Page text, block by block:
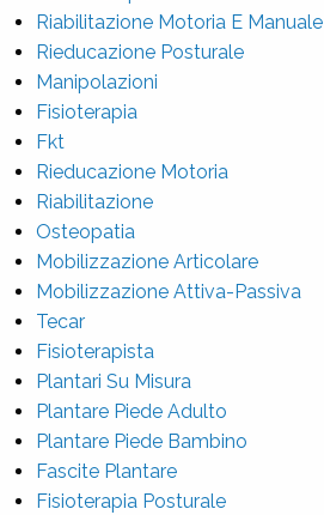
Riabilitazione Motoria E Manuale
Rieducazione Posturale
Manipolazioni
Fisioterapia
Fkt
Rieducazione Motoria
Riabilitazione
Osteopatia
Mobilizzazione Articolare
Mobilizzazione Attiva-Passiva
Tecar
Fisioterapista
Plantari Su Misura
Plantare Piede Adulto
Plantare Piede Bambino
Fascite Plantare
Fisioterapia Posturale